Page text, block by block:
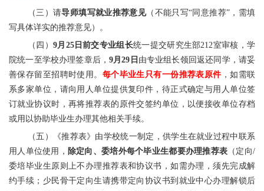
（三）请导师填写就业推荐意见（不能只写“同意推荐”，需填
写具体详实的推荐意见）。
（四） 9月25日前交专业组长统一提交研究生部212室审核，学
院统一至学校办理签章后，9月29日 由专业组长领回返还同学，请妥
善保存留至招聘时使用。 每个毕业生只有一份推荐表原件，如需联
系多家单位，请向用人单位提供复印件，待正式确定与用人单位签
订就业协议时，再将推荐表的原件交签约单位，以便接收单位存档
或用以协助毕业生办理其他相关手续。
（五）《推荐表》由学校统一制定，供学生在就业过程中联系
用人单位使用， 除定向、委培外每个毕业生都要办理推荐表 （定向/
委培毕业生原则上不办理推荐表和协议书，如需办理，须先完成解
约手续；少民骨干定向生请携带定向协议书到就业中心办理解锁后